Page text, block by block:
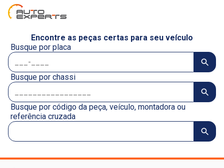
Encontre as peças certas para seu veículo
Busque por placa
Busque por chassi
Busque por código da peça, veículo, montadora ou
referência cruzada